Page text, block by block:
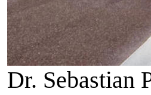
Dr. Sebastian